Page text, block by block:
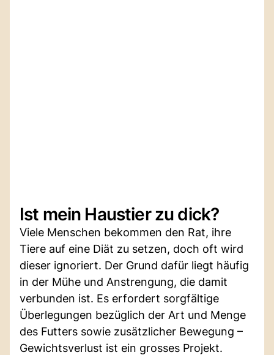
Ist mein Haustier zu dick?
Viele Menschen bekommen den Rat, ihre
Tiere auf eine Diät zu setzen, doch oft wird
dieser ignoriert. Der Grund dafür liegt häufig
in der Mühe und Anstrengung, die damit
verbunden ist. Es erfordert sorgfältige
Überlegungen bezüglich der Art und Menge
des Futters sowie zusätzlicher Bewegung –
Gewichtsverlust ist ein grosses Projekt.